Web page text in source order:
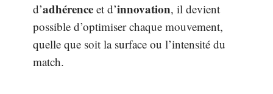
d’adhérence et d’innovation, il devient
possible d’optimiser chaque mouvement,
quelle que soit la surface ou l’intensité du
match.